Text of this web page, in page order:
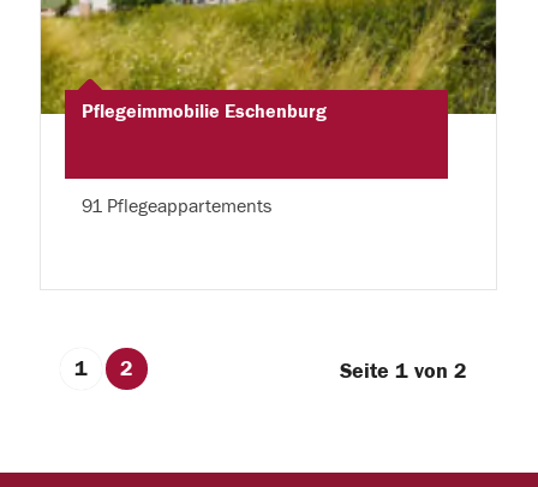
Pflegeimmobilie Eschenburg
91 Pflegeappartements
Seite 1 von 2
1 2